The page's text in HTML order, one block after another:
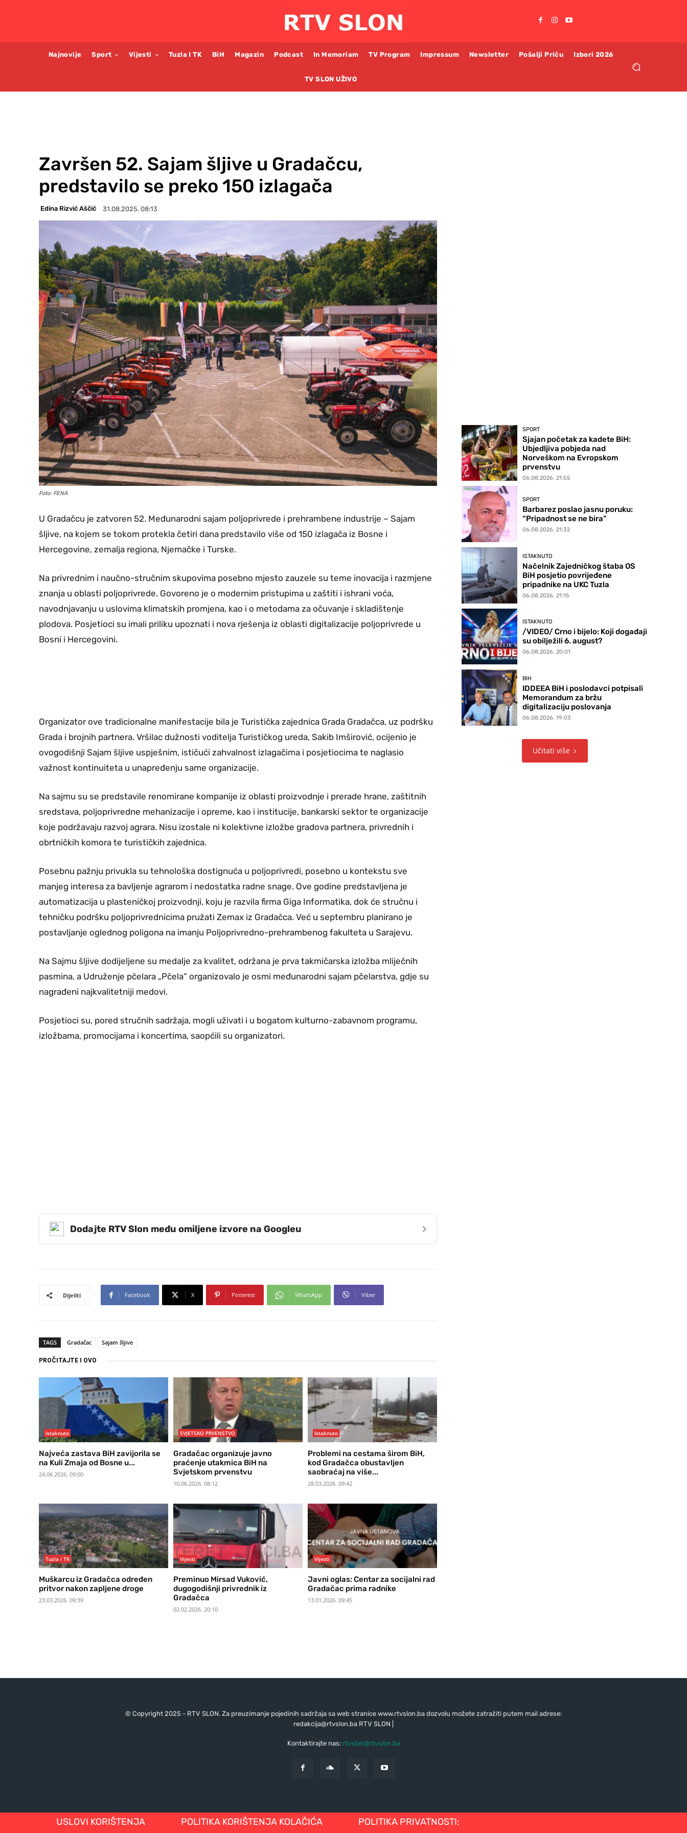
Najnovije Sport Vijesti Tuzla I TK BiH Magazin Podcast In Memoriam TV Program Impressum Newsletter Pošalji Priču Izbori 2026
TV SLON UŽIVO
Završen 52. Sajam šljive u Gradačcu,
predstavilo se preko 150 izlagača
Edina Rizvić Aščić 31.08.2025. 08:13
Foto: FENA
U Gradačcu je zatvoren 52. Međunarodni sajam poljoprivrede i prehrambene industrije – Sajam
šljive, na kojem se tokom protekla četiri dana predstavilo više od 150 izlagača iz Bosne i
Hercegovine, zemalja regiona, Njemačke i Turske.
Na privrednim i naučno-stručnim skupovima posebno mjesto zauzele su teme inovacija i razmjene
znanja u oblasti poljoprivrede. Govoreno je o modernim pristupima u zaštiti i ishrani voća,
navodnjavanju u uslovima klimatskih promjena, kao i o metodama za očuvanje i skladištenje
plodova. Posjetioci su imali priliku upoznati i nova rješenja iz oblasti digitalizacije poljoprivrede u
Bosni i Hercegovini.
Organizator ove tradicionalne manifestacije bila je Turistička zajednica Grada Gradačca, uz podršku
Grada i brojnih partnera. Vršilac dužnosti voditelja Turističkog ureda, Sakib Imširović, ocijenio je
ovogodišnji Sajam šljive uspješnim, ističući zahvalnost izlagačima i posjetiocima te naglasio
važnost kontinuiteta u unapređenju same organizacije.
Na sajmu su se predstavile renomirane kompanije iz oblasti proizvodnje i prerade hrane, zaštitnih
sredstava, poljoprivredne mehanizacije i opreme, kao i institucije, bankarski sektor te organizacije
koje podržavaju razvoj agrara. Nisu izostale ni kolektivne izložbe gradova partnera, privrednih i
obrtničkih komora te turističkih zajednica.
Posebnu pažnju privukla su tehnološka dostignuća u poljoprivredi, posebno u kontekstu sve
manjeg interesa za bavljenje agrarom i nedostatka radne snage. Ove godine predstavljena je
automatizacija u plasteničkoj proizvodnji, koju je razvila firma Giga Informatika, dok će stručnu i
tehničku podršku poljoprivrednicima pružati Zemax iz Gradačca. Već u septembru planirano je
postavljanje oglednog poligona na imanju Poljoprivredno-prehrambenog fakulteta u Sarajevu.
Na Sajmu šljive dodijeljene su medalje za kvalitet, održana je prva takmičarska izložba mliječnih
pasmina, a Udruženje pčelara „Pčela“ organizovalo je osmi međunarodni sajam pčelarstva, gdje su
nagrađeni najkvalitetniji medovi.
Posjetioci su, pored stručnih sadržaja, mogli uživati i u bogatom kulturno-zabavnom programu,
izložbama, promocijama i koncertima, saopćili su organizatori.
Dodajte RTV Slon među omiljene izvore na Googleu ›
Dijeliti Facebook X Pinterest WhatsApp Viber
TAGS Gradačac Sajam šljive
PROČITAJTE I OVO
Istaknuto
Najveća zastava BiH zavijorila se
na Kuli Zmaja od Bosne u...
24.06.2026. 09:00
SVJETSKO PRVENSTVO
Gradačac organizuje javno
praćenje utakmica BiH na
Svjetskom prvenstvu
10.06.2026. 08:12
Istaknuto
Problemi na cestama širom BiH,
kod Gradačca obustavljen
saobraćaj na više...
28.03.2026. 09:42
Tuzla i TK
Muškarcu iz Gradačca određen
pritvor nakon zapljene droge
23.03.2026. 09:39
Vijesti
Preminuo Mirsad Vuković,
dugogodišnji privrednik iz
Gradačca
02.02.2026. 20:10
Vijesti
Javni oglas: Centar za socijalni rad
Gradačac prima radnike
13.01.2026. 09:45
SPORT
Sjajan početak za kadete BiH:
Ubjedljiva pobjeda nad
Norveškom na Evropskom
prvenstvu
06.08.2026. 21:55
SPORT
Barbarez poslao jasnu poruku:
“Pripadnost se ne bira”
06.08.2026. 21:32
ISTAKNUTO
Načelnik Zajedničkog štaba OS
BiH posjetio povrijeđene
pripadnike na UKC Tuzla
06.08.2026. 21:15
ISTAKNUTO
/VIDEO/ Crno i bijelo: Koji događaji
su obilježili 6. august?
06.08.2026. 20:01
BIH
IDDEEA BiH i poslodavci potpisali
Memorandum za bržu
digitalizaciju poslovanja
06.08.2026. 19:03
Učitati više
© Copyright 2025 - RTV SLON. Za preuzimanje pojedinih sadržaja sa web stranice www.rtvslon.ba dozvolu možete zatražiti putem mail adrese:
redakcija@rtvslon.baRTV SLON |
Kontaktirajte nas: rtvslon@rtvslon.ba
USLOVI KORIŠTENJA POLITIKA KORIŠTENJA KOLAČIĆA POLITIKA PRIVATNOSTI: